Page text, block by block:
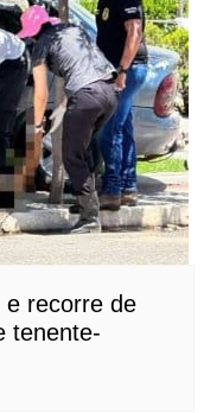
e recorre de
tenente-